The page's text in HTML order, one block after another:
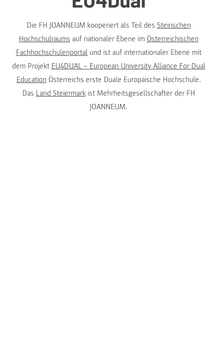
Die FH JOANNEUM kooperiert als Teil des Steirischen
Hochschulraums auf nationaler Ebene im Österreichischen
Fachhochschulenportalund ist auf internationaler Ebene mit
dem Projekt EU4DUAL – European University Alliance For Dual
Education Österreichs erste Duale Europäische Hochschule.
Das Land Steiermarkist Mehrheitsgesellschafter der FH
JOANNEUM.